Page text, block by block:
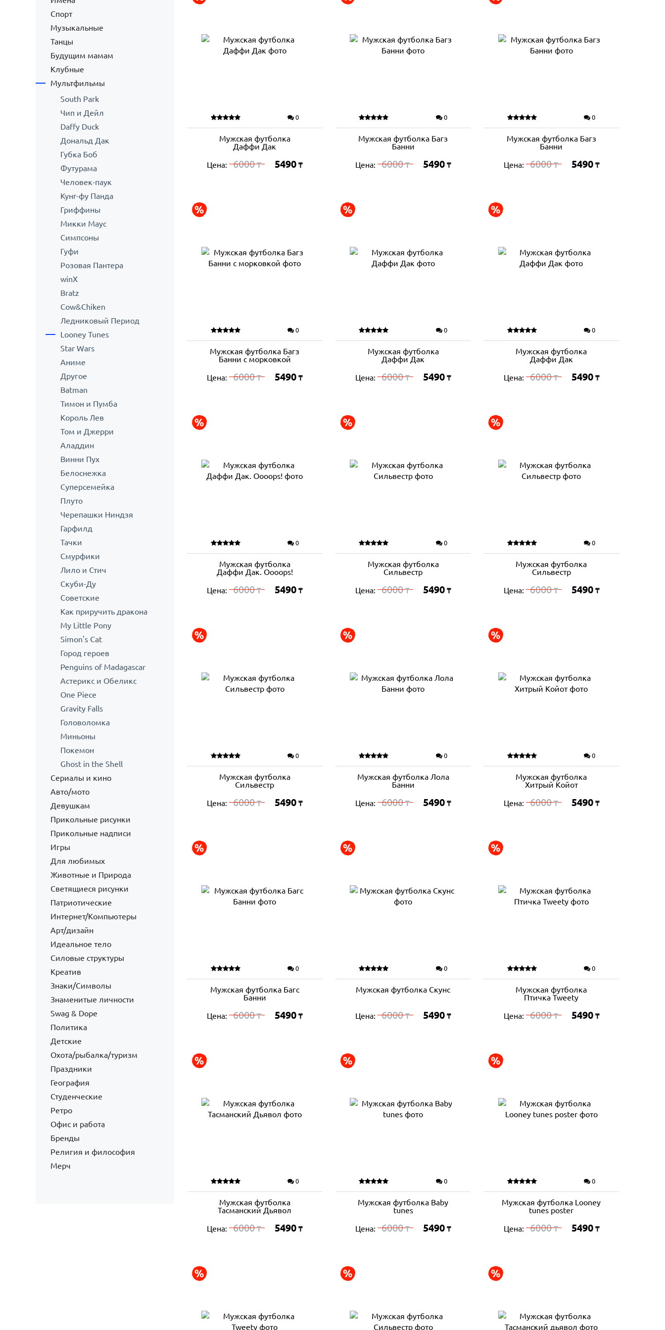
Спорт
Музыкальные
Танцы
Будущим мамам
Клубные
Мультфильмы
South Park
Чип и Дейл
Daffy Duck
Дональд Дак
Губка Боб
Футурама
Человек-паук
Кунг-фу Панда
Гриффины
Микки Маус
Симпсоны
Гуфи
Розовая Пантера
winX
Bratz
Cow&Chiken
Ледниковый Период
Looney Tunes
Star Wars
Аниме
Другое
Batman
Тимон и Пумба
Король Лев
Том и Джерри
Аладдин
Винни Пух
Белоснежка
Суперсемейка
Плуто
Черепашки Ниндзя
Гарфилд
Тачки
Смурфики
Лило и Стич
Скуби-Ду
Советские
Как приручить дракона
My Little Pony
Simon's Cat
Город героев
Penguins of Madagascar
Астерикс и Обеликс
One Piece
Gravity Falls
Головоломка
Миньоны
Покемон
Ghost in the Shell
Сериалы и кино
Авто/мото
Девушкам
Прикольные рисунки
Прикольные надписи
Игры
Для любимых
Животные и Природа
Светящиеся рисунки
Патриотические
Интернет/Компьютеры
Арт/дизайн
Идеальное тело
Силовые структуры
Креатив
Знаки/Символы
Знаменитые личности
Swag & Dope
Политика
Детские
Охота/рыбалка/туризм
Праздники
География
Студенческие
Ретро
Офис и работа
Бренды
Религия и философия
Мерч
0
Мужская футболка
Даффи Дак
Цена: 6000₸ 5490 ₸
0
Мужская футболка Багз
Банни
Цена: 6000₸ 5490 ₸
0
Мужская футболка Багз
Банни
Цена: 6000₸ 5490 ₸
0
Мужская футболка Багз
Банни с морковкой
Цена: 6000₸ 5490 ₸
0
Мужская футболка
Даффи Дак
Цена: 6000₸ 5490 ₸
0
Мужская футболка
Даффи Дак
Цена: 6000₸ 5490 ₸
0
Мужская футболка
Даффи Дак. Oooops!
Цена: 6000₸ 5490 ₸
0
Мужская футболка
Сильвестр
Цена: 6000₸ 5490 ₸
0
Мужская футболка
Сильвестр
Цена: 6000₸ 5490 ₸
0
Мужская футболка
Сильвестр
Цена: 6000₸ 5490 ₸
0
Мужская футболка Лола
Банни
Цена: 6000₸ 5490 ₸
0
Мужская футболка
Хитрый Койот
Цена: 6000₸ 5490 ₸
0
Мужская футболка Багс
Банни
Цена: 6000₸ 5490 ₸
0
Мужская футболка Скунс
Цена: 6000₸ 5490 ₸
0
Мужская футболка
Птичка Tweety
Цена: 6000₸ 5490 ₸
0
Мужская футболка
Тасманский Дьявол
Цена: 6000₸ 5490 ₸
0
Мужская футболка Baby
tunes
Цена: 6000₸ 5490 ₸
0
Мужская футболка Looney
tunes poster
Цена: 6000₸ 5490 ₸